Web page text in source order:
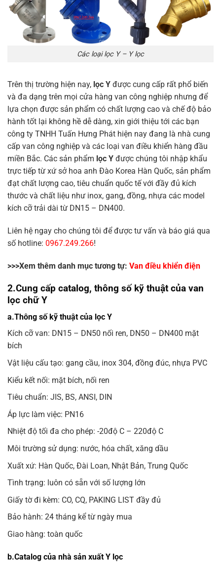
Các loại lọc Y – Y lọc
Trên thị trường hiện nay, lọc Y được cung cấp rất phổ biến
và đa dạng trên mọi cửa hàng van công nghiệp nhưng để
lựa chọn được sản phẩm có chất lượng cao và chế độ bảo
hành tốt lại không hề dễ dàng, xin giới thiệu tới các bạn
công ty TNHH Tuấn Hưng Phát hiện nay đang là nhà cung
cấp van công nghiệp và các loại van điều khiển hàng đầu
miền Bắc. Các sản phẩm lọc Y được chúng tôi nhập khẩu
trực tiếp từ xứ sở hoa anh Đào Korea Hàn Quốc, sản phẩm
đạt chất lượng cao, tiêu chuẩn quốc tế với đầy đủ kích
thước và chất liệu như inox, gang, đồng, nhựa các model
kích cỡ trải dài từ DN15 – DN400.
Liên hệ ngay cho chúng tôi để được tư vấn và báo giá qua
số hotline: 0967.249.266!
>>>Xem thêm danh mục tương tự: Van điều khiển điện
2.Cung cấp catalog, thông số kỹ thuật của van
lọc chữ Y
a.Thông số kỹ thuật của lọc Y
Kích cỡ van: DN15 – DN50 nối ren, DN50 – DN400 mặt
bích
Vật liệu cấu tạo: gang cầu, inox 304, đồng đúc, nhựa PVC
Kiểu kết nối: mặt bích, nối ren
Tiêu chuẩn: JIS, BS, ANSI, DIN
Áp lực làm việc: PN16
Nhiệt độ tối đa cho phép: -20độ C – 220độ C
Môi trường sử dụng: nước, hóa chất, xăng dầu
Xuất xứ: Hàn Quốc, Đài Loan, Nhật Bản, Trung Quốc
Tình trạng: luôn có sẵn với số lượng lớn
Giấy tờ đi kèm: CO, CQ, PAKING LIST đầy đủ
Bảo hành: 24 tháng kể từ ngày mua
Giao hàng: toàn quốc
b.Catalog của nhà sản xuất Y lọc